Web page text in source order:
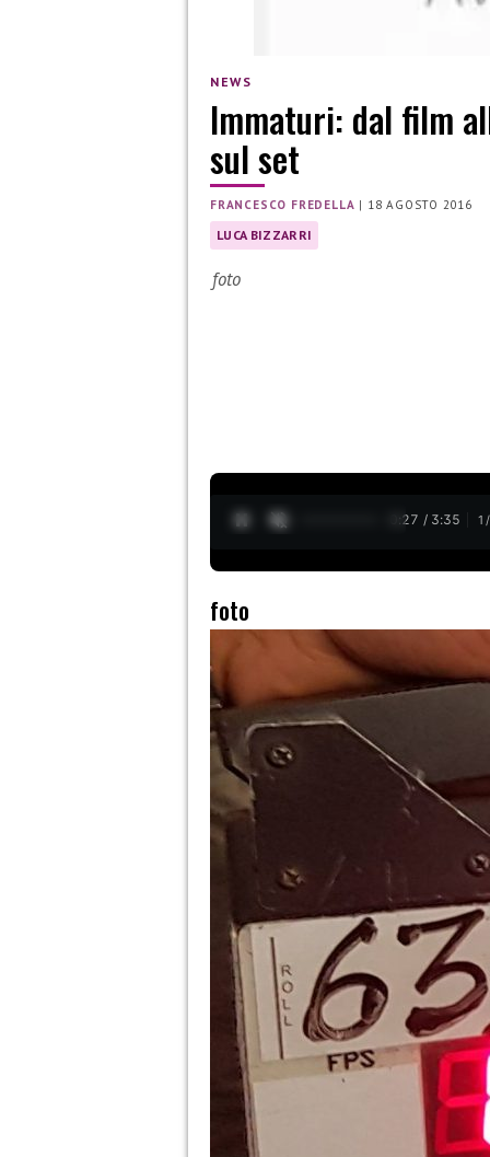
NEWS
Immaturi: dal film
sul set
FRANCESCO FREDELLA | 18 AGOSTO 2016
LUCA BIZZARRI
foto
0:28 / 3:35 1 /
foto